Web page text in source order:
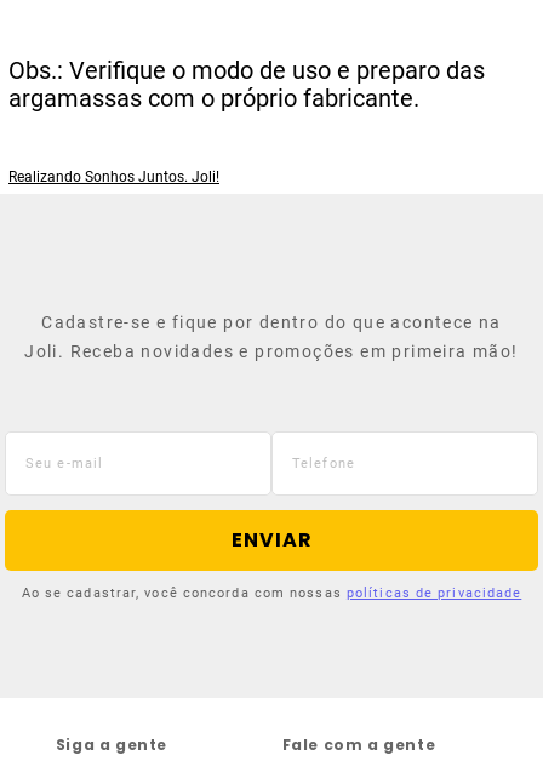
Obs.: Verifique o modo de uso e preparo das
argamassas com o próprio fabricante.
Realizando Sonhos Juntos. Joli!
Cadastre-se e fique por dentro do que acontece na
Joli. Receba novidades e promoções em primeira mão!
ENVIAR
Ao se cadastrar, você concorda com nossas políticas de privacidade
Siga a gente Fale com a gente